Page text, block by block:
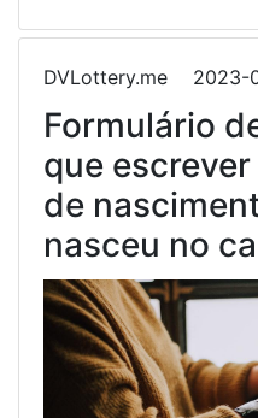
DVLottery.me 2023-
Formulário
que
de
nasceu no